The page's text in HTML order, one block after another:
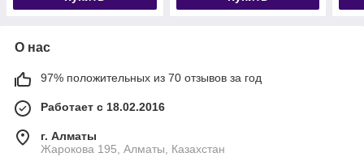
О нас
97% положительных из 70 отзывов за год
Работает с 18.02.2016
г. Алматы
Жарокова 195, Алматы, Казахстан